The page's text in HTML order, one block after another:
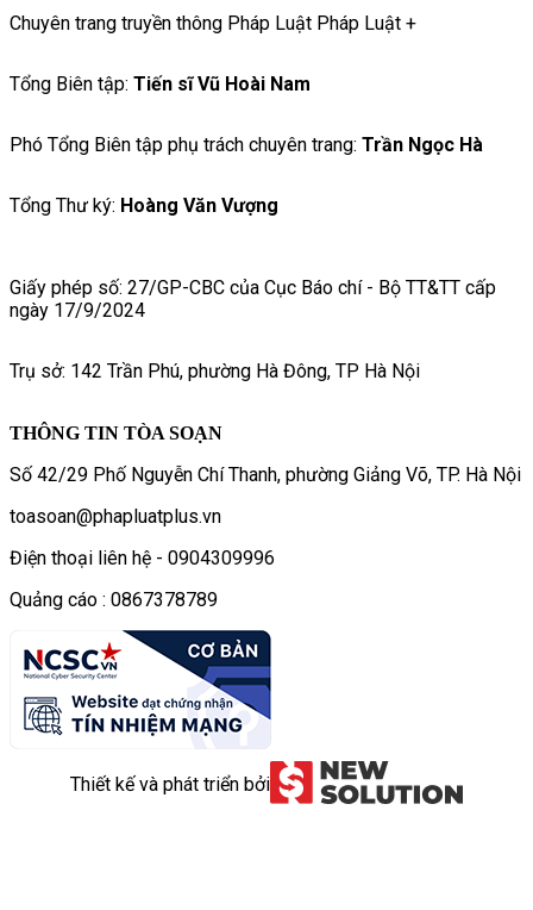
Chuyên trang truyền thông Pháp Luật Pháp Luật +
Tổng Biên tập: Tiến sĩ Vũ Hoài Nam
Phó Tổng Biên tập phụ trách chuyên trang: Trần Ngọc Hà
Tổng Thư ký: Hoàng Văn Vượng
Giấy phép số: 27/GP-CBC của Cục Báo chí - Bộ TT&TT cấp
ngày 17/9/2024
Trụ sở: 142 Trần Phú, phường Hà Đông, TP Hà Nội
THÔNG TIN TÒA SOẠN
Số 42/29 Phố Nguyễn Chí Thanh, phường Giảng Võ, TP. Hà Nội
toasoan@phapluatplus.vn
Điện thoại liên hệ - 0904309996
Quảng cáo : 0867378789
Thiết kế và phát triển bởi